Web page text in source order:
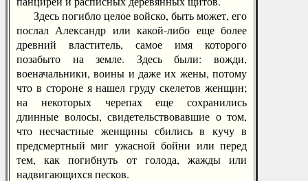
Здесь погибло целое войско, быть может, его
послал Александр или какой-либо еще более
древний властитель, самое имя которого
позабыто на земле. Здесь были: вожди,
военачальники, воины и даже их жены, потому
что в стороне я нашел груду скелетов женщин;
на некоторых черепах еще сохранились
длинные волосы, свидетельствовавшие о том,
что несчастные женщины сбились в кучу в
предсмертный миг ужасной бойни или перед
тем, как погибнуть от голода, жажды или
надвигающихся песков.